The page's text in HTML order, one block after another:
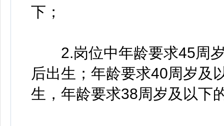
下；
2.岗位中年龄要求45周岁
后出生；年龄要求40周岁及
生，年龄要求38周岁及以下